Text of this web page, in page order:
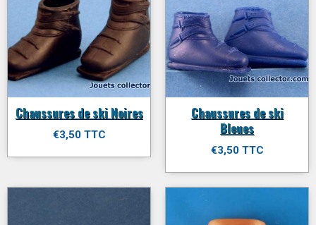
Chaussures de ski Noires
€3,50 TTC
Chaussures de ski
Bleues
€3,50 TTC